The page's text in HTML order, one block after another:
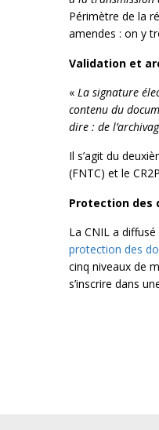
Périmètre de la
amendes : on y
Validation et
« La signature
contenu du
dire : de
Il s’agit du
(FNTC) et le
Protection des
La CNIL a
protection des
cinq niveaux de
s’inscrire dans